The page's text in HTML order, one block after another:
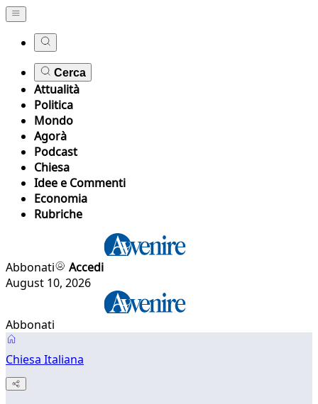
Cerca
Attualità
Politica
Mondo
Agorà
Podcast
Chiesa
Idee e Commenti
Economia
Rubriche
Abbonati
Accedi
August 10, 2026
Abbonati
Chiesa Italiana